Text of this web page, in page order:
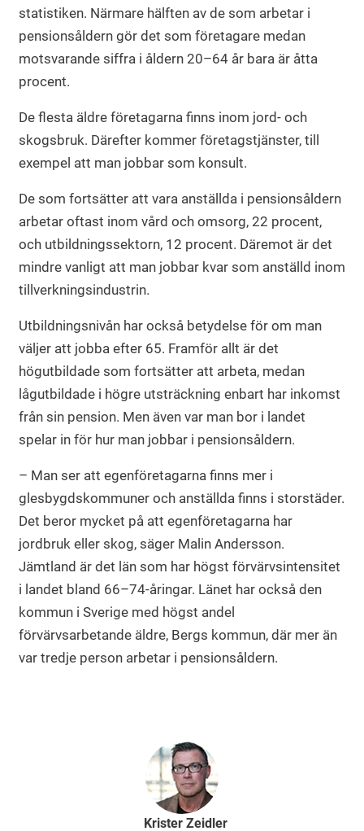
statistiken. Närmare hälften av de som arbetar i
pensionsåldern gör det som företagare medan
motsvarande siffra i åldern 20–64 år bara är åtta
procent.
De flesta äldre företagarna finns inom jord- och
skogsbruk. Därefter kommer företagstjänster, till
exempel att man jobbar som konsult.
De som fortsätter att vara anställda i pensionsåldern
arbetar oftast inom vård och omsorg, 22 procent,
och utbildningssektorn, 12 procent. Däremot är det
mindre vanligt att man jobbar kvar som anställd inom
tillverkningsindustrin.
Utbildningsnivån har också betydelse för om man
väljer att jobba efter 65. Framför allt är det
högutbildade som fortsätter att arbeta, medan
lågutbildade i högre utsträckning enbart har inkomst
från sin pension. Men även var man bor i landet
spelar in för hur man jobbar i pensionsåldern.
– Man ser att egenföretagarna finns mer i
glesbygdskommuner och anställda finns i storstäder.
Det beror mycket på att egenföretagarna har
jordbruk eller skog, säger Malin Andersson.
Jämtland är det län som har högst förvärvsintensitet
i landet bland 66–74-åringar. Länet har också den
kommun i Sverige med högst andel
förvärvsarbetande äldre, Bergs kommun, där mer än
var tredje person arbetar i pensionsåldern.
Krister Zeidler